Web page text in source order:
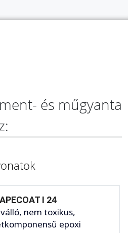
és műgyanta
I 24
nem toxikus,
epoxi